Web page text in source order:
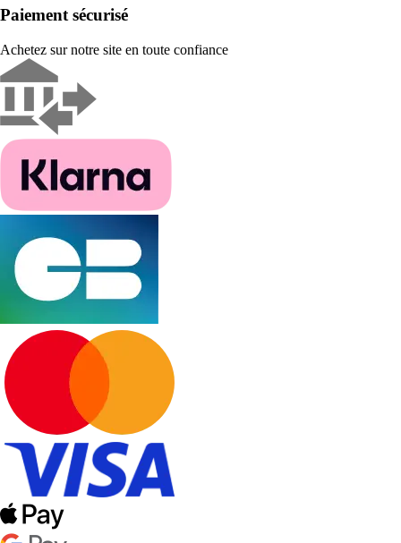
Paiement sécurisé
Achetez sur notre site en toute confiance